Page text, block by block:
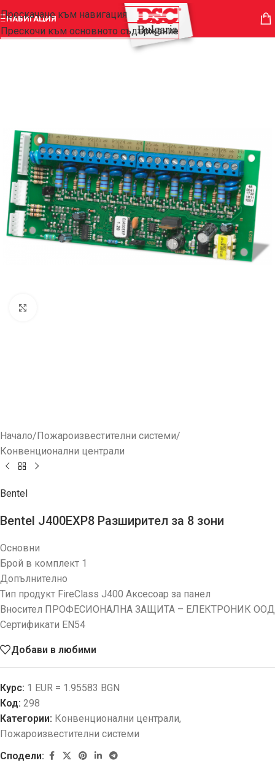
Прескачане към навигация
Прескочи към основното съдържание
НАВИГАЦИЯ
Начало/ Пожароизвестителни системи/
Конвенционални централи
Bentel
Bentel J400EXP8 Разширител за 8 зони
Основни
Брой в комплект 1
Допълнително
Тип продукт FireClass J400 Аксесоар за панел
Вносител ПРОФЕСИОНАЛНА ЗАЩИТА – ЕЛЕКТРОНИК ООД
Сертификати EN54
Добави в любими
Курс: 1 EUR = 1.95583 BGN
Код: 298
Категории: Конвенционални централи,
Пожароизвестителни системи
Сподели: